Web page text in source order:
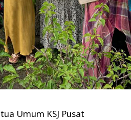
Umum KSJ Pusat